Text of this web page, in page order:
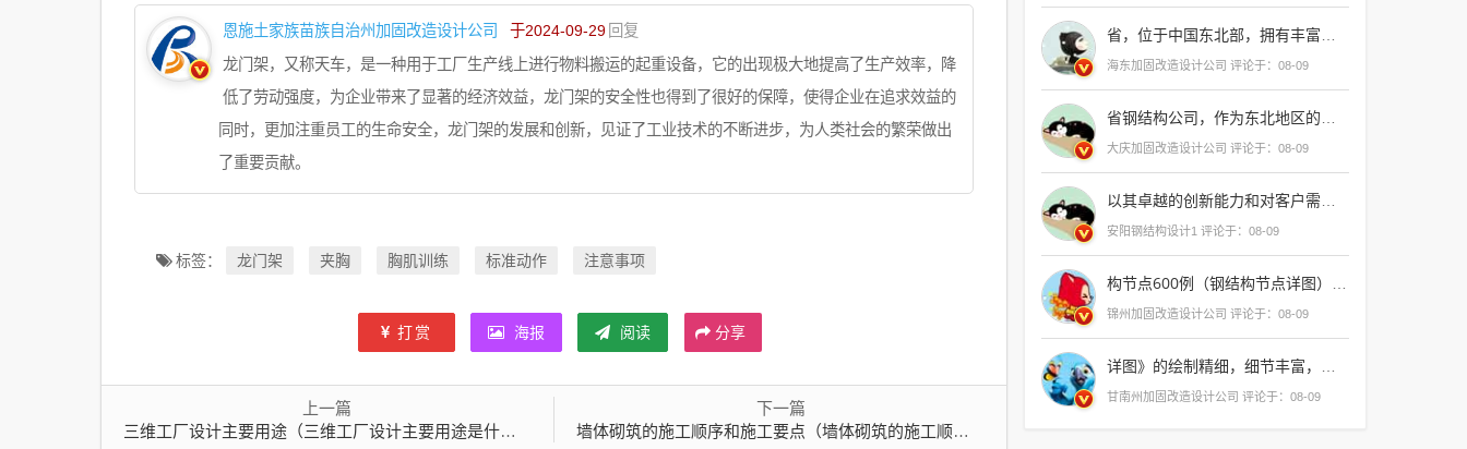
恩施土家族苗族自治州加固改造设计公司 于2024-09-29 回复
龙门架，又称天车，是一种用于工厂生产线上进行物料搬运的起重设备，它的出现极大地提高了生产效率，降
低了劳动强度，为企业带来了显著的经济效益，龙门架的安全性也得到了很好的保障，使得企业在追求效益的
同时，更加注重员工的生命安全，龙门架的发展和创新，见证了工业技术的不断进步，为人类社会的繁荣做出
了重要贡献。
标签： 龙门架 夹胸 胸肌训练 标准动作 注意事项
打赏 海报 阅读 分享
上一篇
三维工厂设计主要用途（三维工厂设计主要用途是什么）
下一篇
墙体砌筑的施工顺序和施工要点（墙体砌筑的施工顺序和施工要点是什么）
海东加固改造设计公司 评论于：08-09
大庆加固改造设计公司 评论于：08-09
安阳钢结构设计1 评论于：08-09
锦州加固改造设计公司 评论于：08-09
甘南州加固改造设计公司 评论于：08-09